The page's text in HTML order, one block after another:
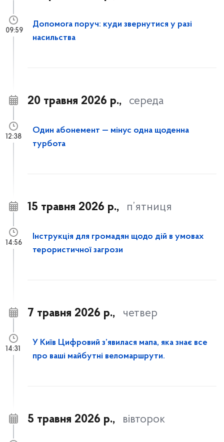
Допомога поруч: куди звернутися у разі
насильства
09:59
20 травня 2026 р., середа
Один абонемент — мінус одна щоденна
турбота
12:38
15 травня 2026 р., п’ятниця
Інструкція для громадян щодо дій в умовах
терористичної загрози
14:56
7 травня 2026 р., четвер
У Київ Цифровий з’явилася мапа, яка знає все
про ваші майбутні веломаршрути.
14:31
5 травня 2026 р., вівторок